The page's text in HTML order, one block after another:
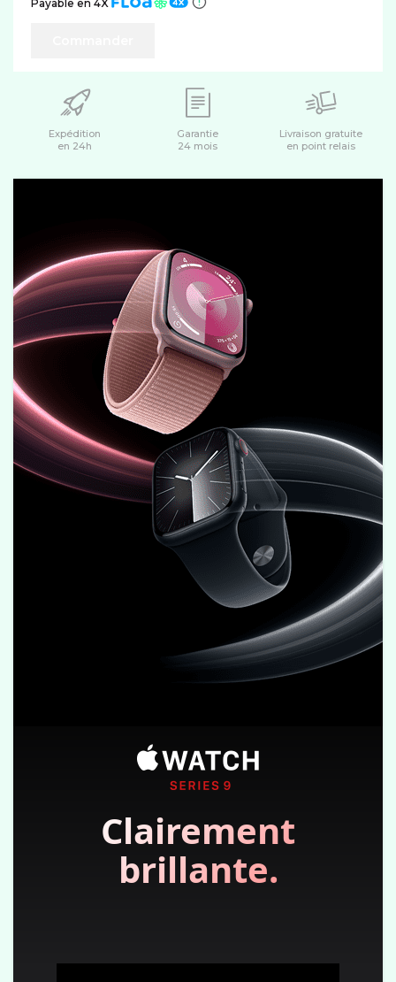
Payable en 4X
Expédition
en 24h
Garantie
24 mois
Livraison gratuite
en point relais
Clairement
brillante.